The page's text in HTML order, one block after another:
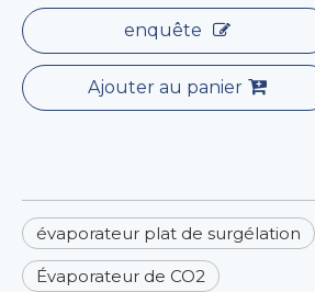
enquête
Ajouter au panier
évaporateur plat de surgélation
Évaporateur de CO2